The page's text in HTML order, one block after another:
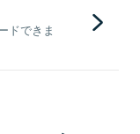
ドできま